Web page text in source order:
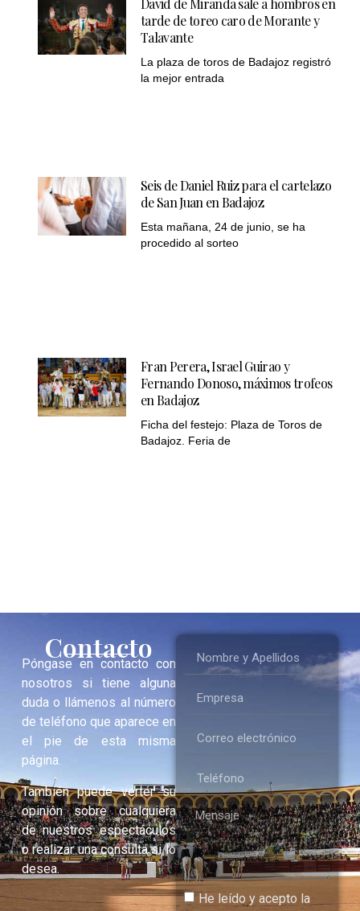
David de Miranda sale a hombros en
tarde de toreo caro de Morante y
Talavante
La plaza de toros de Badajoz registró
la mejor entrada
Seis de Daniel Ruiz para el cartelazo
de San Juan en Badajoz
Esta mañana, 24 de junio, se ha
procedido al sorteo
Fran Perera, Israel Guirao y
Fernando Donoso, máximos trofeos
en Badajoz
Ficha del festejo: Plaza de Toros de
Badajoz. Feria de
Contacto
Póngase en contacto con
nosotros si tiene alguna
duda o llámenos al número
de teléfono que aparece en
el pie de esta misma
página.
También puede verter su
opinión sobre cualquiera
de nuestros espectáculos
o realizar una consulta si lo
desea.
He leído y acepto la